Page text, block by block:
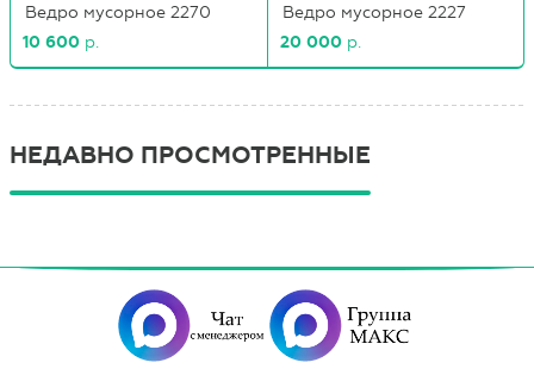
Ведро мусорное 2270
10 600 р.
Ведро мусорное 2227
20 000 р.
НЕДАВНО ПРОСМОТРЕННЫЕ